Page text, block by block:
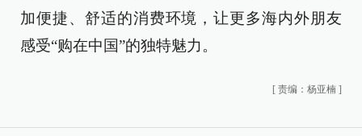
加便捷、舒适的消费环境，让更多海内外朋友
感受“购在中国”的独特魅力。
[ 责编：杨亚楠 ]